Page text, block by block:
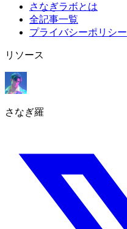
さなぎラボとは
全記事一覧
プライバシーポリシー
リソース
さなぎ羅